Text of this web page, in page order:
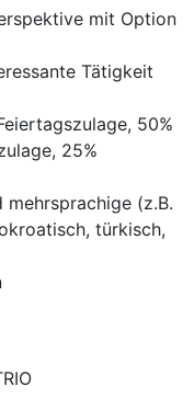
mit Option
Tätigkeit
50%
25%
(z.B.
türkisch,